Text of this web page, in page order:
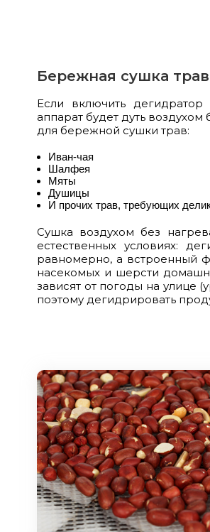
Бережная сушка
Если включить дегидратор
аппарат будет дуть
для бережной сушки трав:
Иван-чая
Шалфея
Мяты
Душицы
И прочих трав, требующих
Сушка воздухом без
естественных условиях:
равномерно, а встроенный
насекомых и шерсти
зависят от погоды на улице
поэтому дегидрировать